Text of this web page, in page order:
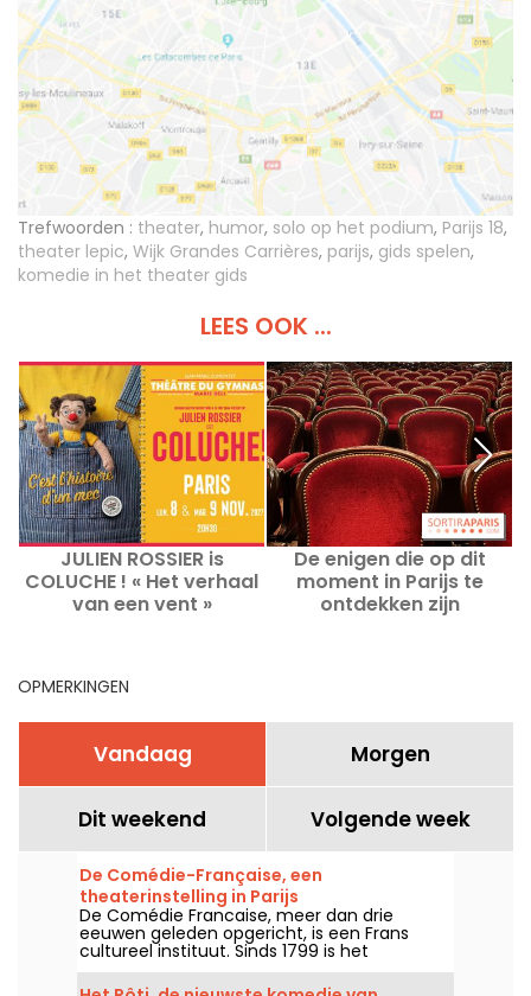
Trefwoorden : theater, humor, solo op het podium, Parijs 18,
theater lepic, Wijk Grandes Carrières, parijs, gids spelen,
komedie in het theater gids
LEES OOK ...
JULIEN ROSSIER is
COLUCHE ! « Het verhaal
van een vent »
De enigen die op dit
moment in Parijs te
ontdekken zijn
OPMERKINGEN
Vandaag Morgen
Dit weekend Volgende week
De Comédie-Française, een
theaterinstelling in Parijs
De Comédie Francaise, meer dan drie
eeuwen geleden opgericht, is een Frans
cultureel instituut. Sinds 1799 is het
gevestigd in het hart van Parijs, op het
station Palais-Royal in het 1e